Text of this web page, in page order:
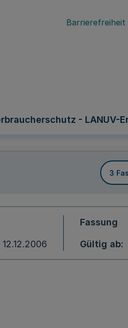
Barrierefreiheit
- LANUV-
3
12.12.2006
Fassung
Gültig ab